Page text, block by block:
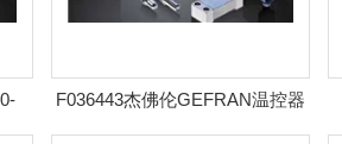
F036443杰佛伦GEFRAN温控器
2400-1-0-2D-2-0